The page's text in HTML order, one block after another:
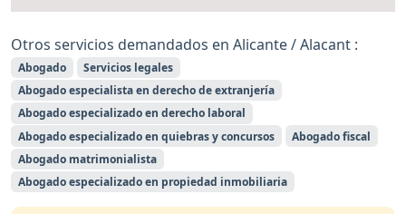
Otros servicios demandados en Alicante / Alacant :
Abogado
Servicios legales
Abogado especialista en derecho de extranjería
Abogado especializado en derecho laboral
Abogado especializado en quiebras y concursos
Abogado fiscal
Abogado matrimonialista
Abogado especializado en propiedad inmobiliaria